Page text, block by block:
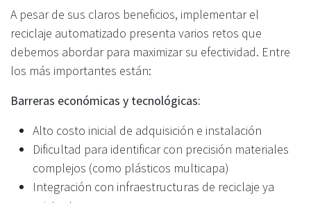
A pesar de sus claros beneficios, implementar el
reciclaje automatizado presenta varios retos que
debemos abordar para maximizar su efectividad. Entre
los más importantes están:
Barreras económicas y tecnológicas:
Alto costo inicial de adquisición e instalación
Dificultad para identificar con precisión materiales
complejos (como plásticos multicapa)
Integración con infraestructuras de reciclaje ya